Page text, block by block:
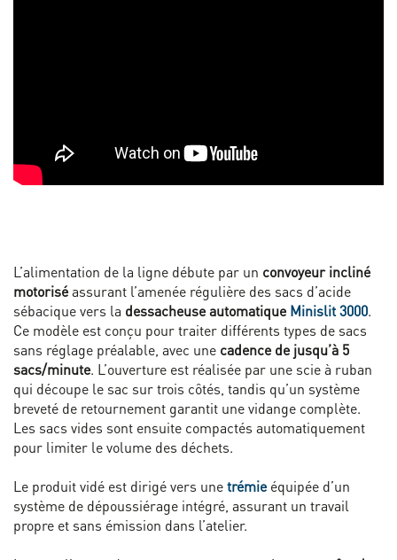
L’alimentation de la ligne débute par un convoyeur incliné
motoriséassurant l’amenée régulière des sacs d’acide
sébacique vers la dessacheuse automatiqueMinislit 3000.
Ce modèle est conçu pour traiter différents types de sacs
sans réglage préalable, avec une cadence de jusqu’à 5
sacs/minute. L’ouverture est réalisée par une scie à ruban
qui découpe le sac sur trois côtés, tandis qu’un système
breveté de retournement garantit une vidange complète.
Les sacs vides sont ensuite compactés automatiquement
pour limiter le volume des déchets.
Le produit vidé est dirigé vers unetrémie équipée d’un
système de dépoussiérage intégré, assurant un travail
propre et sans émission dans l’atelier.